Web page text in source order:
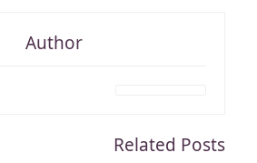
Author
Related Posts